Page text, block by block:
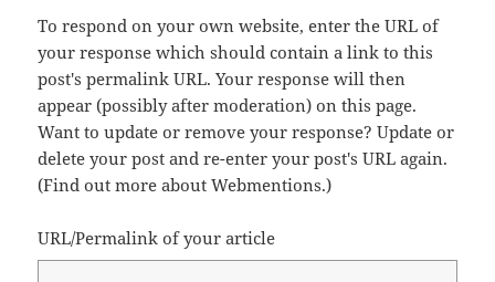
To respond on your own website, enter the URL of
your response which should contain a link to this
post's permalink URL. Your response will then
appear (possibly after moderation) on this page.
Want to update or remove your response? Update or
delete your post and re-enter your post's URL again.
(Find out more about Webmentions.)
URL/Permalink of your article